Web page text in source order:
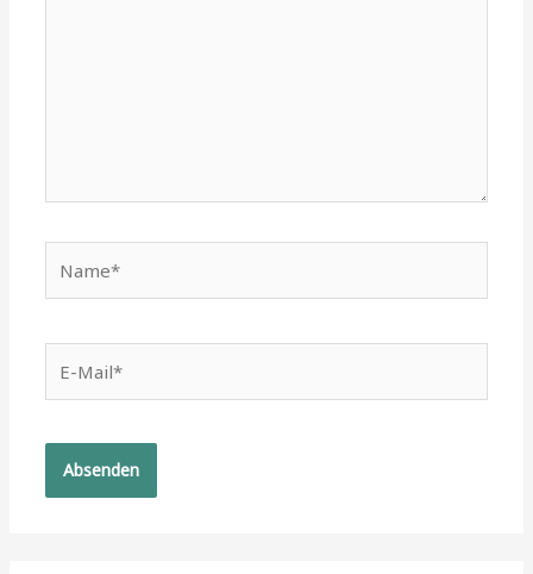
Mail*